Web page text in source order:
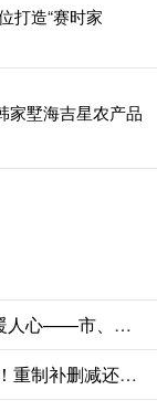
打造“赛时家
家墅海吉星农产品
股融贷配资 暖心慰问传温情 关怀聚力暖人心——市、县总工会先后走访慰问困难职工和劳模
万盈配资 曝《四海兄弟2》新项目立项！重制补删减还是新作续传奇？